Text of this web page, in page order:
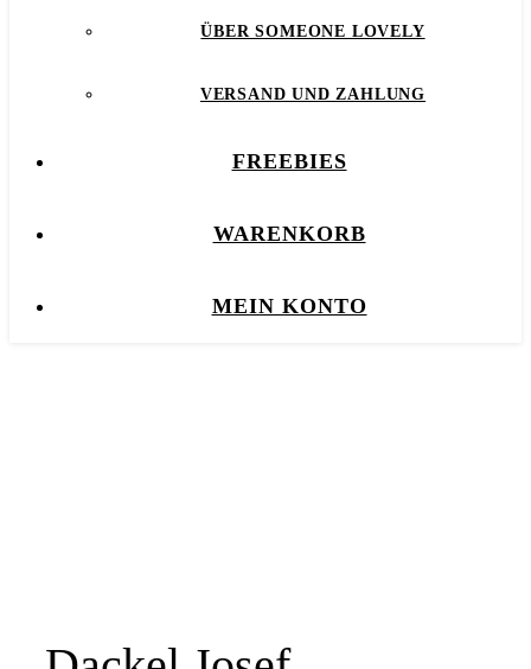
ÜBER SOMEONE LOVELY
VERSAND UND ZAHLUNG
FREEBIES
WARENKORB
MEIN KONTO